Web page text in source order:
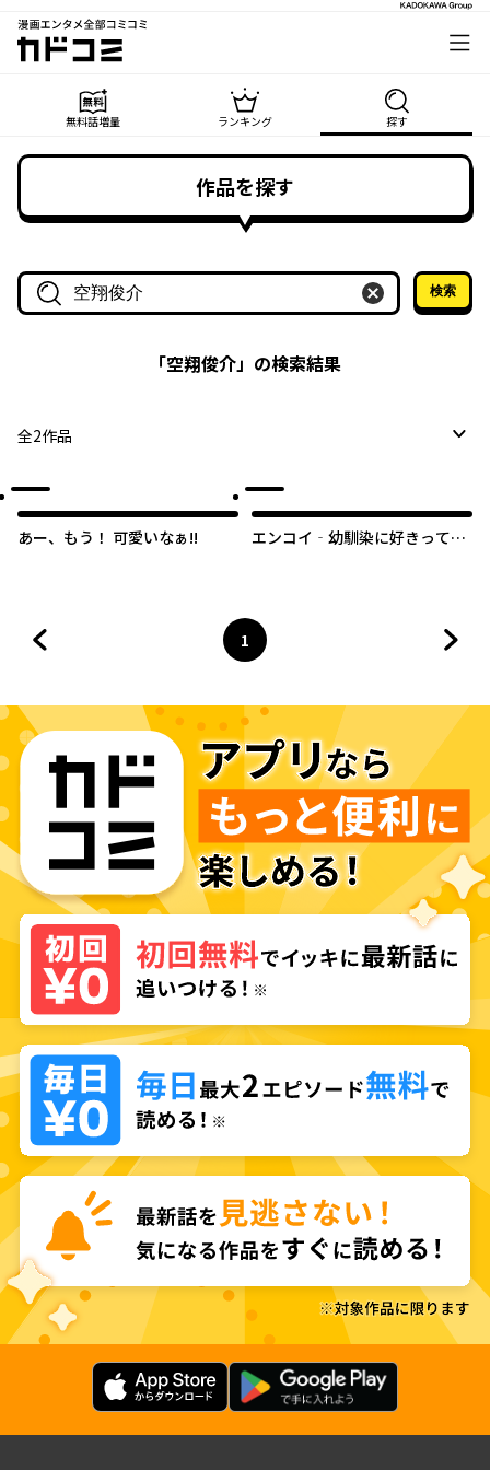
漫画エンタメ全部コミコミ
カドコミ
無料話増量 ランキング 探す
作品を探す
作品名・作家名で探す
検索
「空翔俊介」の検索結果
全2作品
あー、もう！ 可愛いなぁ!!
エンコイ‐幼馴染に好きって言
ページ
1
へ